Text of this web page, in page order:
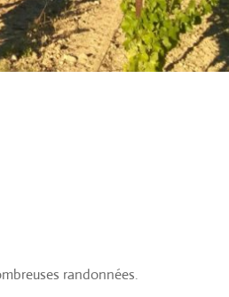
randonnées.